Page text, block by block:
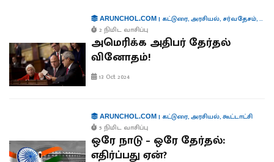
ARUNCHOL.COM| கட்டுரை,அரசியல், சர்வதேசம்,
2 நிமிட வாசிப்பு
அமெரிக்க அதிபர் தேர்தல்
வினோதம்!
13 Oct 2024
ARUNCHOL.COM| கட்டுரை,அரசியல்,கூட்டாட்சி
5 நிமிட வாசிப்பு
ஒரே நாடு – ஒரே தேர்தல்:
எதிர்ப்பது ஏன்?